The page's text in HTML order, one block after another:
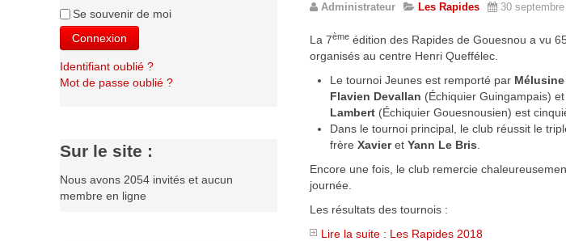
Administrateur Les Rapides 30
La 7ème édition des Rapides de Gouesnou a vu
organisés au centre Henri Queffélec.
Le tournoi Jeunes est remporté par
Flavien Devallan (Échiquier Guingampais) et
Lambert (Échiquier Gouesnousien) est
Dans le tournoi principal, le club réussit le
frère Xavieret Yann Le Bris
Encore une fois, le club remercie
journée.
Les résultats des tournois :
Lire la suite : Les Rapides 2018
Se souvenir de moi
Connexion
Identifiant oublié ?
Mot de passe oublié ?
Sur le site :
Nous avons 2054 invités et aucun
membre en ligne